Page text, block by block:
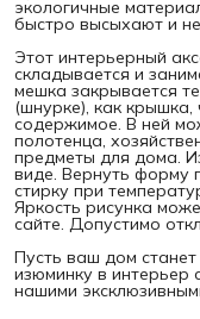
экологичные
быстро высыхают и
Этот интерьерный
складывается и
мешка закрывается
(шнурке), как крышка,
содержимое. В ней
полотенца,
предметы для дома.
виде. Вернуть форму
стирку при
Яркость рисунка
сайте. Допустимо
Пусть ваш дом
изюминку в интерьер
нашими